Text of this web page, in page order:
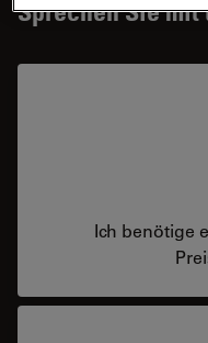
Sprechen Sie mit
Ich benötige